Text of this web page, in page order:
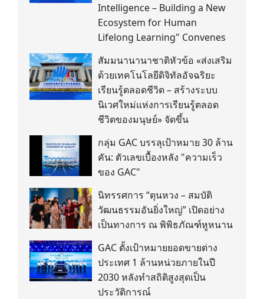
Intelligence – Building a New
Ecosystem for Human
Lifelong Learning" Convenes
สัมมนานานาชาติหัวข้อ «ส่งเสริม
ด้วยเทคโนโลยีดิจิทัลอัจฉริยะ
เรียนรู้ตลอดชีวิต – สร้างระบบ
นิเวศใหม่แห่งการเรียนรู้ตลอด
ชีวิตของมนุษย์» จัดขึ้น
กลุ่ม GAC บรรลุเป้าหมาย 30 ล้าน
คัน: ตัวเลขเบื้องหลัง "ความเร็ว
ของ GAC"
นิทรรศการ “ตุนหวง – สมบัติ
วัฒนธรรมอันยิ่งใหญ่” เปิดอย่าง
เป็นทางการ ณ พิพิธภัณฑ์หูหนาน
GAC ตั้งเป้าหมายยอดขายต่าง
ประเทศ 1 ล้านหน่วยภายในปี
2030 หลังทำสถิติสูงสุดเป็น
ประวัติการณ์